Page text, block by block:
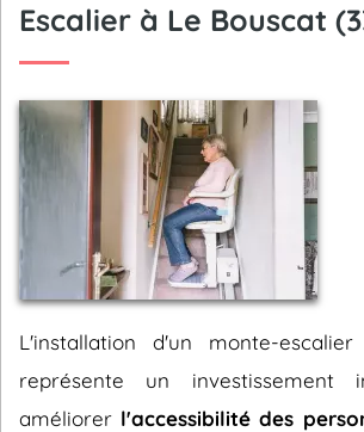
Escalier à Le Bouscat
L'installation d'un monte-
représente un investissement
améliorer l'accessibilité des